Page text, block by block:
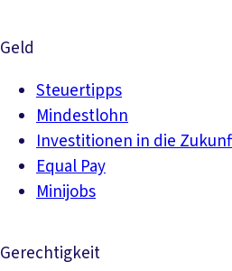
Geld
Steuertipps
Mindestlohn
Investitionen in die
Equal Pay
Minijobs
Gerechtigkeit